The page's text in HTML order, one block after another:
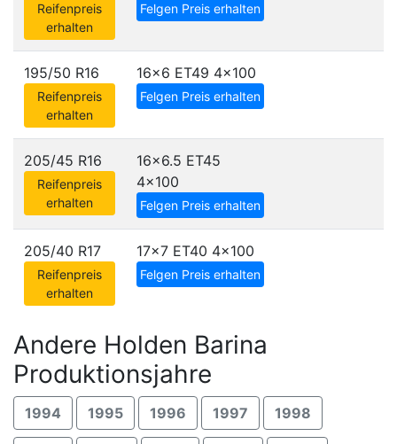
Reifenpreis
erhalten
Felgen Preis erhalten
195/50 R16
Reifenpreis
erhalten
16x6 ET49 4x100
Felgen Preis erhalten
205/45 R16
Reifenpreis
erhalten
16x6.5 ET45
4x100
Felgen Preis erhalten
205/40 R17
Reifenpreis
erhalten
17x7 ET40 4x100
Felgen Preis erhalten
Andere Holden Barina
Produktionsjahre
1994 1995 1996 1997 1998